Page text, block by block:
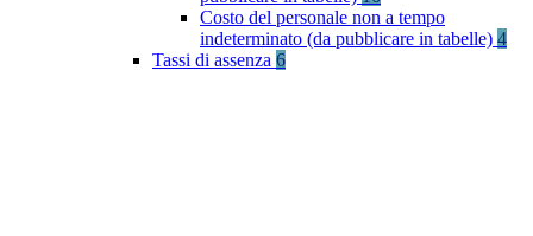
Costo del personale non a tempo
indeterminato (da pubblicare in tabelle) 4
Tassi di assenza 6